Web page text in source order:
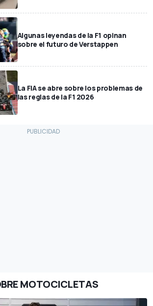
Algunas leyendas de la F1 opinan
sobre el futuro de Verstappen
La FIA se abre sobre los problemas de
las reglas de la F1 2026
MOTOCICLETAS